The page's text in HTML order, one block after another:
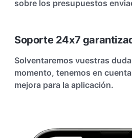
sobre los presupuestos
Soporte 24x7
Solventaremos vuestras
momento, tenemos en
mejora para la aplicación.